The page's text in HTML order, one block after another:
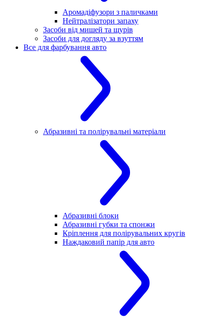
Аромадіфузори з паличками
Нейтралізатори запаху
Засоби від мишей та щурів
Засоби для догляду за взуттям
Все для фарбування авто
Абразивні та полірувальні матеріали
Абразивні блоки
Абразивні губки та спонжи
Кріплення для полірувальних кругів
Наждаковий папір для авто